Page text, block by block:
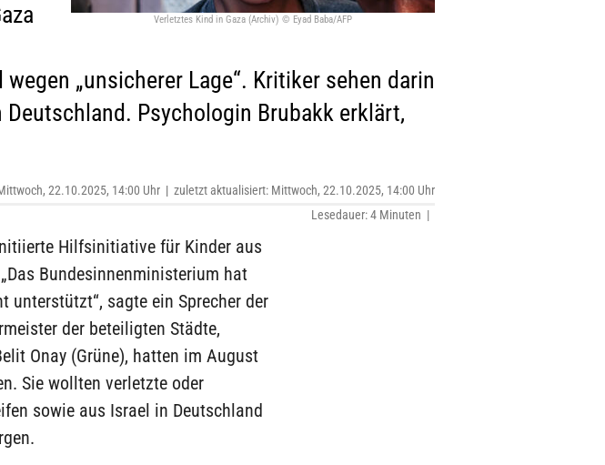
Verletztes Kind in Gaza (Archiv) © Eyad Baba/AFP
„unsicherer Lage“. Kritiker sehen darin
Psychologin Brubakk erklärt,
22.10.2025, 14:00 Uhr | zuletzt aktualisiert: Mittwoch, 22.10.2025, 14:00 Uhr
Lesedauer: 4 Minuten |
Hilfsinitiative für Kinder aus
Bundesinnenministerium hat
sagte ein Sprecher der
der beteiligten Städte,
Onay (Grüne), hatten im August
Sie wollten verletzte oder
sowie aus Israel in Deutschland